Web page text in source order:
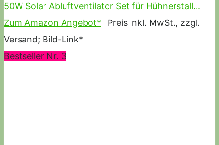
50W Solar Abluftventilator Set für Hühnerstall...
Zum Amazon Angebot*
Preis inkl. MwSt., zzgl.
Versand; Bild-Link*
Bestseller Nr. 3